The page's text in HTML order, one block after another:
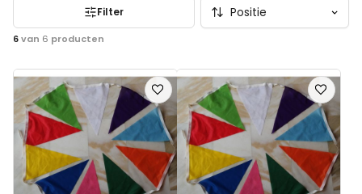
6van 6 producten
Filter
Voeg
toe
aan
verlanglijst
Voeg
toe
aan